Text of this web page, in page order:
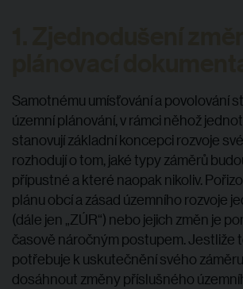
Samotnému umísťování a povolování
územní plánování, v rámci něhož
stanovují základní koncepci rozvoje
rozhodují o tom, jaké typy záměrů
přípustné a které naopak nikoliv.
plánu obcí a zásad územního rozvoje
(dále jen „ZÚR“) nebo jejich změn je
časově náročným postupem. Jestliže
potřebuje k uskutečnění svého
dosáhnout změny příslušného